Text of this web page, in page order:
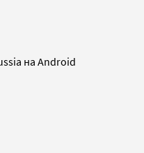
на Android